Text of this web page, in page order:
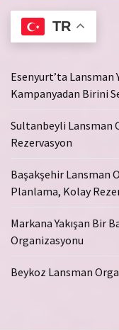
TR
Esenyurt’ta Lansman
Kampanyadan Birini
Sultanbeyli Lansman
Rezervasyon
Başakşehir Lansman
Planlama, Kolay
Markana Yakışan Bir
Organizasyonu
Beykoz Lansman